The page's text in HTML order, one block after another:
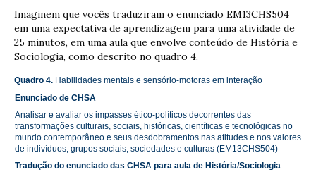
Imaginem que vocês traduziram o enunciado EM13CHS504
em uma expectativa de aprendizagem para uma atividade de
25 minutos, em uma aula que envolve conteúdo de História e
Sociologia, como descrito no quadro 4.
Quadro 4. Habilidades mentais e sensório-motoras em interação
Enunciado de CHSA
Analisar e avaliar os impasses ético-políticos decorrentes das
transformações culturais, sociais, históricas, científicas e tecnológicas no
mundo contemporâneo e seus desdobramentos nas atitudes e nos valores
de indivíduos, grupos sociais, sociedades e culturas (EM13CHS504)
Tradução do enunciado das CHSA para aula de História/Sociologia